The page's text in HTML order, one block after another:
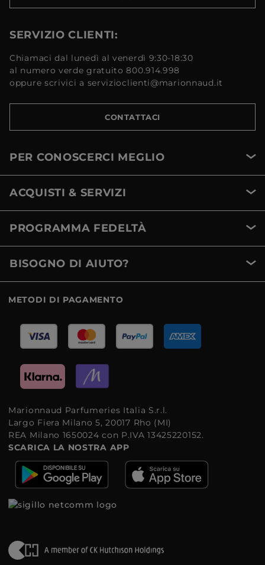
SERVIZIO CLIENTI:
Chiamaci dal lunedì al venerdì 9:30-18:30
al numero verde gratuito 800.914.998
oppure scrivici a servizioclienti@marionnaud.it
CONTATTACI
PER CONOSCERCI MEGLIO
ACQUISTI & SERVIZI
PROGRAMMA FEDELTÀ
BISOGNO DI AIUTO?
METODI DI PAGAMENTO
Marionnaud Parfumeries Italia S.r.l.
Largo Fiera Milano 5, 20017 Rho (MI)
REA Milano 1650024 con P.IVA 13425220152.
SCARICA LA NOSTRA APP